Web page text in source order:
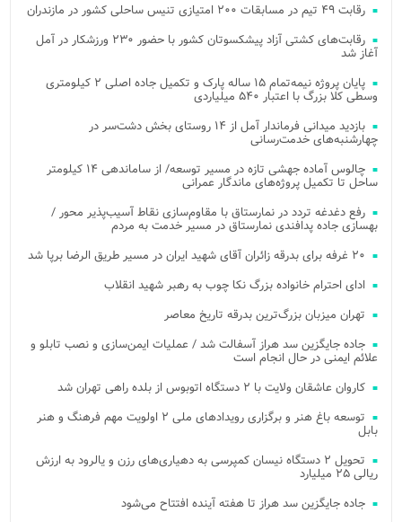
رقابت ۴۹ تیم در مسابقات ۲۰۰ امتیازی تنیس ساحلی کشور در مازندران
رقابت‌های کشتی آزاد پیشکسوتان کشور با حضور ۲۳۰ ورزشکار در آمل
آغاز شد
پایان پروژه نیمه‌تمام ۱۵ ساله پارک و تکمیل جاده اصلی ۲ کیلومتری
وسطی کلا بزرگ با اعتبار ۵۴۰ میلیاردی
بازدید میدانی فرماندار آمل از ۱۴ روستای بخش دشت‌سر در
چهارشنبه‌های خدمت‌رسانی
چالوس آماده جهشی تازه در مسیر توسعه/ از ساماندهی ۱۴ کیلومتر
ساحل تا تکمیل پروژه‌های ماندگار عمرانی
رفع دغدغه تردد در نمارستاق با مقاوم‌سازی نقاط آسیب‌پذیر محور /
بهسازی جاده پدافندی نمارستاق در مسیر خدمت به مردم
۲۰ غرفه برای بدرقه زائران آقای شهید ایران در مسیر طریق الرضا برپا شد
ادای احترام خانواده بزرگ نکا چوب به رهبر شهید انقلاب
تهران میزبان بزرگ‌ترین بدرقه تاریخ معاصر
جاده جایگزین سد هراز آسفالت شد / عملیات ایمن‌سازی و نصب تابلو و
علائم ایمنی در حال انجام است
کاروان عاشقان ولایت با ۲ دستگاه اتوبوس از بلده راهی تهران شد
توسعه باغ هنر و برگزاری رویدادهای ملی ۲ اولویت مهم فرهنگ و هنر
بابل
تحویل ۲ دستگاه نیسان کمپرسی به دهیاری‌های رزن و یالرود به ارزش
ریالی ۲۵ میلیارد
جاده جایگزین سد هراز تا هفته آینده افتتاح می‌شود